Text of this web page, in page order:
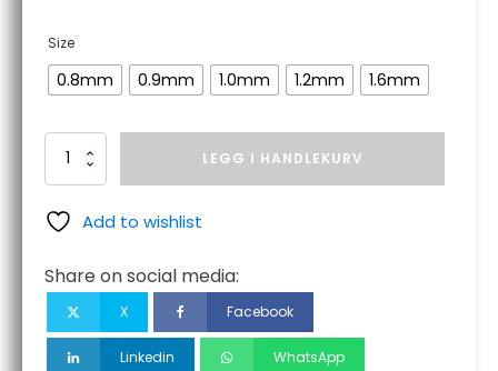
Size
0.8mm 0.9mm 1.0mm 1.2mm 1.6mm
kontakthylse
HD
(T240/250/360/SF25/36/PP360)
LEGG I HANDLEKURV
Add to wishlist
Share on social media:
X Facebook
Linkedin WhatsApp